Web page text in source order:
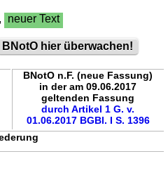
, neuer Text
BNotO hier überwachen!
BNotO n.F. (neue Fassung)
in der am 09.06.2017
geltenden Fassung
durch Artikel 1 G. v.
01.06.2017 BGBl. I S. 1396